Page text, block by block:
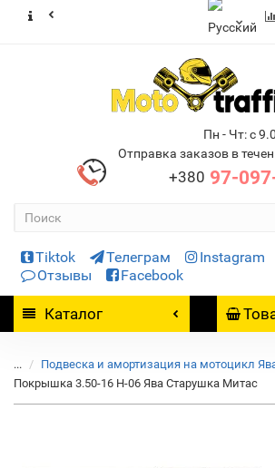
Пн - Чт: с
Отправка заказов в
+380 97-
Tiktok Телеграм Instagram
Отзывы
Facebook
Каталог
...
Подвеска и амортизация на мотоцикл
Покрышка 3.50-16 Н-06 Ява Старушка Митас